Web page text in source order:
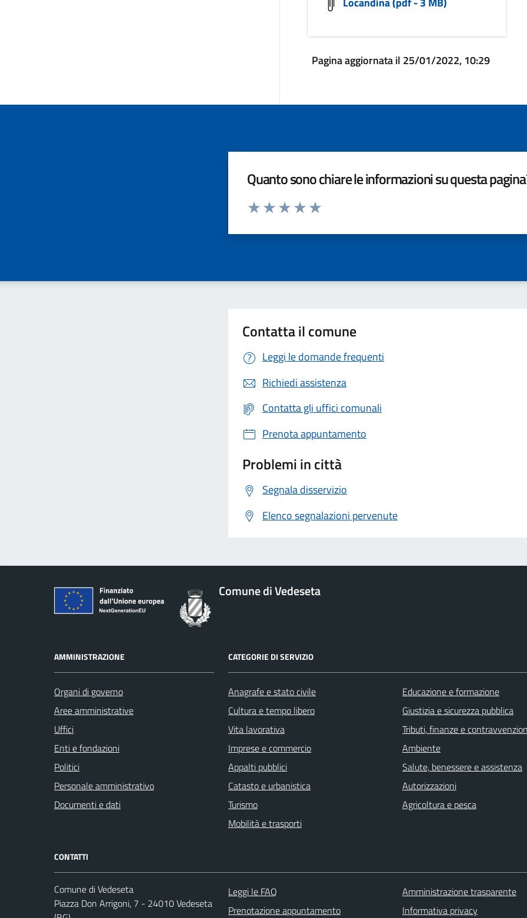
Pagina aggiornata il 25/01/2022, 10:29
Quanto sono chiare le informazioni su questa
Valuta da 1 a 5 stelle la pagina
Contatta il comune
Leggi le domande frequenti
Richiedi assistenza
Contatta gli uffici comunali
Prenota appuntamento
Problemi in città
Segnala disservizio
Elenco segnalazioni pervenute
Comune di Vedeseta
AMMINISTRAZIONE
Organi di governo
Aree amministrative
Uffici
Enti e fondazioni
Politici
Personale amministrativo
Documenti e dati
CATEGORIE DI SERVIZIO
Anagrafe e stato civile
Cultura e tempo libero
Vita lavorativa
Imprese e commercio
Appalti pubblici
Catasto e urbanistica
Turismo
Mobilità e trasporti
Educazione e formazione
Giustizia e sicurezza pubblica
Tributi, finanze e
Ambiente
Salute, benessere e assistenza
Autorizzazioni
Agricoltura e pesca
CONTATTI
Comune di Vedeseta
Piazza Don Arrigoni, 7 - 24010 Vedeseta
Leggi le FAQ
Prenotazione appuntamento
Amministrazione trasparente
Informativa privacy